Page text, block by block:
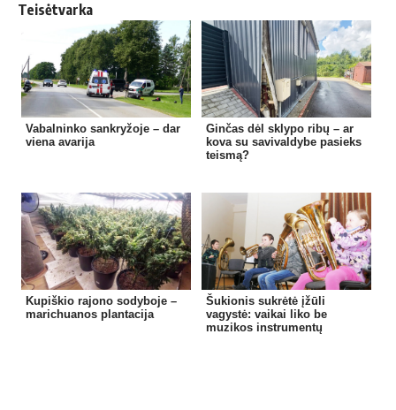
Teisėtvarka
Vabalninko sankryžoje – dar
viena avarija
Ginčas dėl sklypo ribų – ar
kova su savivaldybe pasieks
teismą?
Kupiškio rajono sodyboje –
marichuanos plantacija
Šukionis sukrėtė įžūli
vagystė: vaikai liko be
muzikos instrumentų